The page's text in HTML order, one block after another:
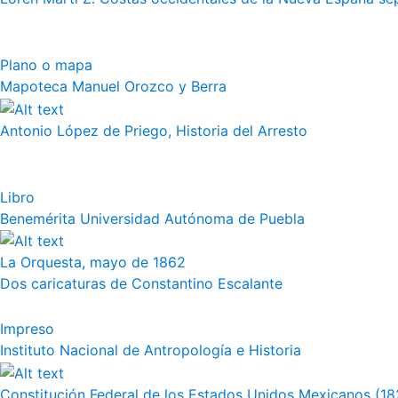
Plano o mapa
Mapoteca Manuel Orozco y Berra
Antonio López de Priego, Historia del Arresto
Libro
Benemérita Universidad Autónoma de Puebla
La Orquesta, mayo de 1862
Dos caricaturas de Constantino Escalante
Impreso
Instituto Nacional de Antropología e Historia
Constitución Federal de los Estados Unidos Mexicanos